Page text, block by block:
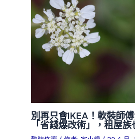
別再只會IKEA！軟裝師
「省錢爆改術」，租屋族